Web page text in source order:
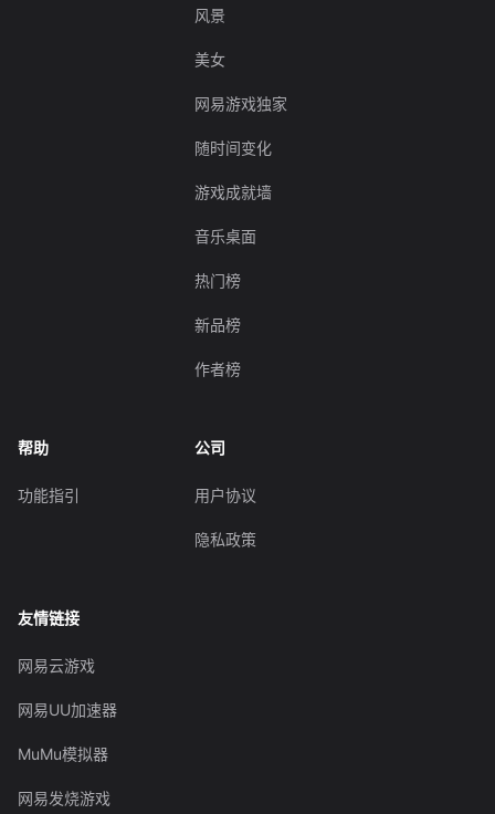
风景
美女
网易游戏独家
随时间变化
游戏成就墙
音乐桌面
热门榜
新品榜
作者榜
帮助
功能指引
公司
用户协议
隐私政策
友情链接
网易云游戏
网易UU加速器
MuMu模拟器
网易发烧游戏